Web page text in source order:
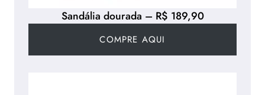
Sandália dourada – R$ 189,90
COMPRE AQUI